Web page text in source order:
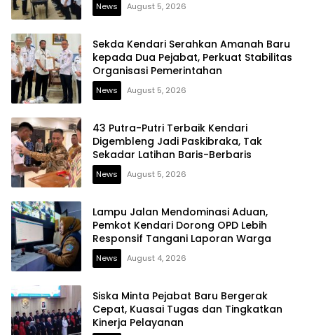
News August 5, 2026
Sekda Kendari Serahkan Amanah Baru
kepada Dua Pejabat, Perkuat Stabilitas
Organisasi Pemerintahan
News August 5, 2026
43 Putra-Putri Terbaik Kendari
Digembleng Jadi Paskibraka, Tak
Sekadar Latihan Baris-Berbaris
News August 5, 2026
Lampu Jalan Mendominasi Aduan,
Pemkot Kendari Dorong OPD Lebih
Responsif Tangani Laporan Warga
News August 4, 2026
Siska Minta Pejabat Baru Bergerak
Cepat, Kuasai Tugas dan Tingkatkan
Kinerja Pelayanan